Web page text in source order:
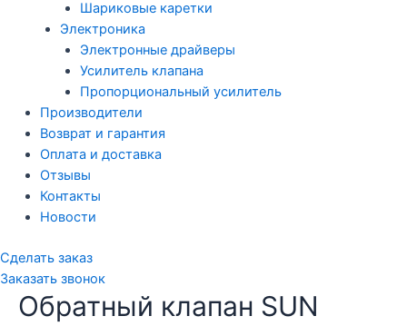
Шариковые каретки
Электроника
Электронные драйверы
Усилитель клапана
Пропорциональный усилитель
Производители
Возврат и гарантия
Оплата и доставка
Отзывы
Контакты
Новости
Сделать заказ
Заказать звонок
Обратный клапан SUN